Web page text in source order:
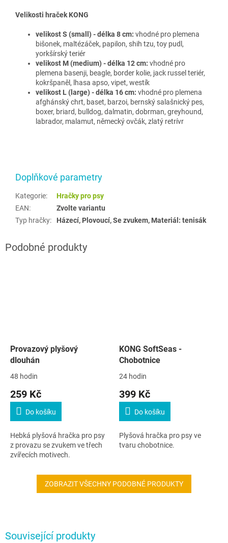
Související produkty
Velikosti hraček KONG
velikost S (small) - délka 8 cm: vhodné pro plemena
bišonek, maltézáček, papilon, shih tzu, toy pudl,
yorkšírský teriér
velikost M (medium) - délka 12 cm: vhodné pro
plemena basenji, beagle, border kolie, jack russel teriér,
kokršpaněl, lhasa apso, vipet, westík
velikost L (large) - délka 16 cm: vhodné pro plemena
afghánský chrt, baset, barzoi, bernský salašnický pes,
boxer, briard, bulldog, dalmatin, dobrman, greyhound,
labrador, malamut, německý ovčák, zlatý retrívr
Doplňkové parametry
Kategorie:
Hračky pro psy
EAN:
Zvolte variantu
Typ hračky: Házecí, Plovoucí, Se zvukem, Materiál: tenisák
Provazový plyšový
dlouhán
48 hodin
259 Kč
Do košíku
Hebká plyšová hračka pro psy
z provazu se zvukem ve třech
zvířecích motivech.
KONG SoftSeas -
Chobotnice
24 hodin
399 Kč
Do košíku
Plyšová hračka pro psy ve
tvaru chobotnice.
ZOBRAZIT VŠECHNY PODOBNÉ PRODUKTY